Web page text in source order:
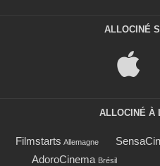
ALLOCINÉ
ALLOCINÉ À
Filmstarts Allemagne
AdoroCinema Brésil